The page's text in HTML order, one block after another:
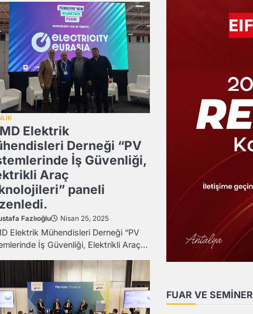
Elektrik
Derneği “PV
İş Güvenliği,
Araç
paneli
Fazlıoğlu Nisan 25, 2025
Elektrik Mühendisleri Derneği “PV
İş Güvenliği, Elektrikli Araç…
FUAR VE SEMİNER